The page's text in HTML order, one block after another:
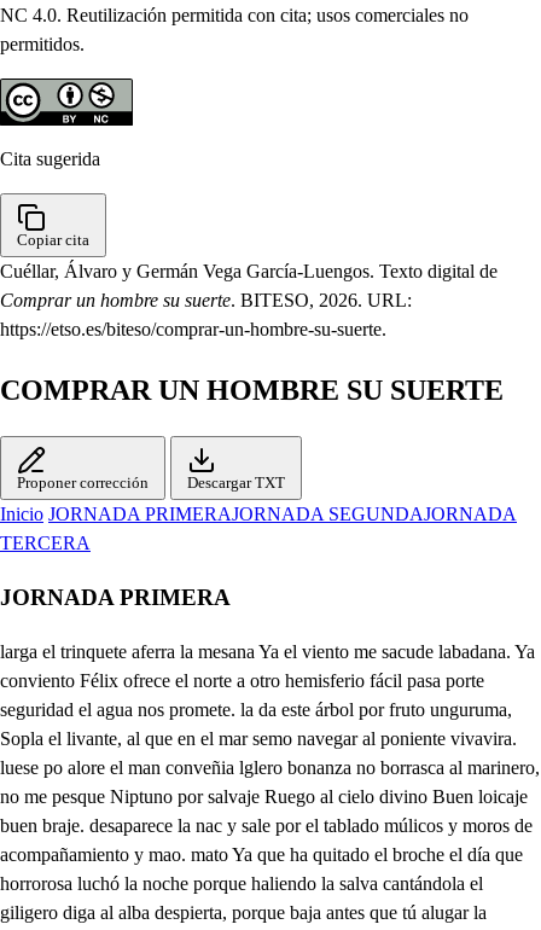
NC 4.0. Reutilización permitida con cita; usos comerciales no
permitidos.
Cita sugerida
Copiar cita
Cuéllar, Álvaro y Germán Vega García-Luengos. Texto digital de
Comprar un hombre su suerte. BITESO, 2026. URL:
https://etso.es/biteso/comprar-un-hombre-su-suerte.
COMPRAR UN HOMBRE SU SUERTE
Proponer corrección Descargar TXT
Inicio JORNADA PRIMERAJORNADA SEGUNDAJORNADA
TERCERA
JORNADA PRIMERA
larga el trinquete aferra la mesana Ya el viento me sacude labadana. Ya conviento Félix ofrece el norte a otro hemisferio fácil pasa porte seguridad el agua nos promete. la da este árbol por fruto unguruma, Sopla el livante, al que en el mar semo navegar al poniente vivavira. luese po alore el man conveñia lglero bonanza no borrasca al marinero, no me pesque Niptuno por salvaje Ruego al cielo divino Buen loicaje buen braje. desaparece la nac y sale por el tablado múlicos y moros de acompañamiento y mao. mato Ya que ha quitado el broche el día que horrorosa luchó la noche porque haliendo la salva cantándola el giligero diga al alba despierta, porque baja antes que tú alugar la hermosa arla del palalio eminente por sir suyo más propio y rico oriente que el tuyo cuando airoso dudescelo, con llave de cristal habrís el cielo. Cantaldlaya y recibanla suaves cielo mar brutos hombres fieras y ayo. derces que dulcemente interompe los militares estruendos. de aquel ruiseñor amante sonora prisión del viento deese golfo, señor mío, sale alao y corada siguiendo vuestro arrebol hayo su semblante impío porque el rayo de tu sol pueda mitigar sufrío. y así la constancia mía sigue siempre comporfía tu planta que el aire rompe por la suave armonía que dulcemente innte rompe. Si el margen dejaisseñora escarme así loqeescarda ofendido quien lo ignora Él se quejara de mí pues le he quitado el aurora mas el vulgo con rigor quejas formara mejor de mis intentos tremenidos pues dejé por vuestro amor los militares estrueridos con dos afectos penar quiere mi amor singulcar Candos como uce deser porque callando u plaber se me convierte en pesar pero yo de aquí adelante para explicar mis deseos con fe pura amor constante aprenderé los goralos de aquel rui señor amante Felice tú, pues es tanta de tu voz la admiración, que quiere perfección tanta hoy explicar su pasión. por tus pasos de garganta y así con su abvel incento pues que la lleva su acento cantad y aceldle ventaja. porque yo hacer pueda ablaza sonora prisión del viento favorecido repite presunciones de su empleo qué mal pudiera un celoso formar suaves acentos muralla hizo del rigor contra amor siempre mi pecho pero del tuyo el valor con el cerco que le ha hecho ha de conquistar mi amor y así, aunque mi pecho tririte el rigor que te compite que e amor com porfía echa ya en mi pecho ha abierto breco favorecido repite Si mi amor pudo ganar la plaza de tu afición con tan cantinuo penar fue por rendirse al blasón. de quien quiso conquistar y pues mereció el deseo gozar tan félix empleo mi amor, porque hoy le compita al sol, haré que repita presunciones de su empleo. bien claramente he advertido que aquesa comparación alto si mil ha tenido pues que me ha dado acasión de haberme desvanecido Gracias a amor poderoso le podrás dar cariñoso Pues ya a mi favor floreces que mal pudiera un celoso si a lograr el favor llegó de ti hermoso será fin la vitoria al amor niego porque como liego, en fin se repartió aliegas ciego, mas porque sepan los vientos que respiran mis alientos cuando venzo te esquivez bien podéis tercera ve formar suaves alenta, mas la bala de aquel sacre halcón con alas de viento hizo pedazos las ramas que servían de instrumento ya Cesaron mis desvelos y pues lo haré tu beldad con fineza y con lealtad he de pedir Favor, cielos! lugenia el mar descubre sus guecos esq mi pena infeliz hablo pues por respuesta escucho estos lamentables ecos no tú pregunta desdil esos moleros alentos más van creciendo los vientos ¡Ay mísero. ¡Ay infelice! Yo sabré que ha sido presto y yo lo salré mejor Ah del mar sale alí Decid, ¿qué es esto? desde esa playa desierta a lo que yo he descubierto una nave llega al puerto señor, corriendo tormenta tanta que airados las brientos en mil pedazos deshecha déja la azul playa echa deatro de sus fraementos. solre la espuma nadando mil despojos veo andar y en tres tablas que pesar tres personas fluctuando con los enciates feroces van a registrar estrellas y respirando querellas pronuncian mi serásvoles mas ya puedes desde aquí ver el fin de su ruina Ya no doy por mí una endrina. Je fuis me valga. Qué desdicha dan seciera es la que se deja ver quién tuviera tal poder que sus vidas socorriera ya el mar, aunque está furioso más afable y más cortés con la resasca a los tres los hecha adierra piadoso las olas que los abrizona hacen on su infeliz pena que naden sobre la arina o que anden sobre la espuma la plata sirve de socía al bulto que penetre y el acuua letral entre si se ahoga o no sea hoga. si al socorio one aventajas Fortuna seré felice yo ampararé a esta infelice clla Jesus muertos uerta soy lo pajas en los borcelos demas mate Ya encontró en la tierra du en los decirla ya en mis brazos hallo puesto la esquife Gallardo volven por ciesto en el pablado Cielos, divina hermosura. en medio Amor no me causes pena. con tu arpón elecutivo y siendo aqueste el cautivo me pongas a mi en cadena. ahora llead alcaminar en mi afecto y su ventura que aun ya muerta una hermosura tiene fuerza de matar su suerte el pecho lastima mal mis afectos reprimo oféndale o no mi primo. forme que la ono mi prima puesto que a mis pies su vida arroje el astro inuinano que hagas te suplico hermano cuidar de su infeliz vida Llevadle, pues su desdicha así a mi hermana lastiona que a un noble a piedad le anima el ver contraria una dicha a mi palacio llevad está infélix de amor flecha y una fortuna deshecha no des aga una deidad llevanla no entienda aquestos extremos maomal mi padecer no llegué Arlaja a entender Corazón disimulemos a dejar la playa hoy me mueve este desconsuelo y a mí también santo cielo, muriendo por verla voy saldrás mañana enfadado me ha dejado esto que toco No saldré. ni yo tam pocos Eso quiere mi cuidado. Eso deseamos los dos verá sí, mi bien es vive Veré si volvió el cautivo Piedad, cielo! aDios cuidad de sese que cayo no le dejéis de amparad. para aquelo de cuidar tengo gran cuidado yo y tu infelice cuitado como así llegas a estar Señora, no puedo hablar adiós que estoy ahogado repara aquelas porfías Pues no llegaste amorio Yo de aquí no he de salir hasta que pasen tres días ya el corazón que te adora aquete ánime me obliga Veré a quien causo fatiga Esto tenemos ahora Levantale no pienses que estos son yerros que muy bien lo has de pasar Aquí de Dios que la mar me haya arrejado a los perros lleven los diálolos la tierra cuando el dolor metaladía Decía entre mí quien la día Yes que me hablaba ua perra un turco mi pena rife, por ver quién causa esta llama me dirá cómo se llama Yo amiga, me llamo Esquife. quien tan raso nombrevio cuando mi madre paría a Santelmo me ofrecía. y así esquife me llamo cierto que me causas pena Ya que le debo cuidado Todo el cuerpo está quebrado lega que me den larena Amor el pecho me en Sancha de verme no te ena moras no soy amigo de moras porque dejan mancha Ven a casa. mil letargos ne causa que en tal drama aunque duisona en buena cama será, al fin cama de galags anse Esta es mi casa. salen al borquin sosiega ya tus cuidados mientras llamó los criados Espérame, Pedro aquí. y aunque pienses que es desdicha llegar en tal tierrra a estar donde no piensa pesar suele encontrarse una dicha Ya aquellos que nobles son la piedad da a conocer el valor que llegó a ver en ti aplaude mi ralón que es acción digna de ti la piedad que en ti prevengo Espérame que ya vengo. ¿Qué es lo que pasa por mí. Fortuna basta el rigor. y si me has de maltratar Acabame de matar o merezca tu favor. porque el mar cuando fuetal el furor que mostró imipio a mí como a mi nabio no hizo pira de cristal Poro, pues no llegó a curla Eucenia trance penoso Sirena es del mar undoso y de alguna concha perla y pues que ya el hado esquivo con crueldad en durelida me quitó en ella la vida Muera yo infélix, sarlaja cautivo si alvir el billo arrebol Ustro me miráis turbado. a o laslea de fio de sobere el cabaro de cores e deleno dela mverte eded eeno de derelo de osfonicio en d con mi favor solo quisiera halli tu hombre patria pesta que pues lvos ds e raviado my no lo le debes de ser aunqueel llegad d contar n hombre su triste historia sabo surve dila conde ancdirle otro pesa que la obediencia lucho o dea el dolos quien mme vea de cve prosigue, pues pues escucha es hermosura divina mi nombre por dela y aunquie sebres, gran señora? de nobles padres nace un mallora siendo el más infelice mallorquino con ricas mercaderías para Valencia salí y tome puerto vuelgrad fértil y hermoso páís que otro mejor en el mundo no se puede descubrir entre en tiempo que Valencia celebraba un gran festino por sabir que Barcelonía era desprozo feliz, de nuestro español monarclice que guarde Dios sicelos enella ve en un balcón adm mal hicie en llamarla así todo el sol hura brillante que en él se puso alulir no era, sino el postrerlo de aquese hermoso cafir y si el cielo hiera el balcón Lugenia ira u chescbir no importará que la alaza presente vos silo vertis que a vista de vuestros rayo ninguna puede luvir rendido a su perfección sus favores por entendí y con lágrimas y ruegos mi pretención conseguí y un precio de tanta ficha toda el alma la siendo sin pelares ni recelos nos gozábamos, en fin como torto las amantes que haciendo el pico buril fabrican de pazal pluma donde poder asistir nido qué admirado deja al del ingenio más sutol con arrullos y escarceos los dos se golan allí como toslo las amarites que do el pico logre ya lo vilán de gala y plema donde poder asiolor pudo que advirado deja al de Eugenie más hasta que viene un ladrón. que porque miro salir de con la esposa al esposo da paseos al confín, viene el esposo a este tiempo y sin poder resistir sus celos baste las alas las uñas prueba a ishrimis el pico afela en el suelo y ha empeñado en la lid el que del pensil fue pompa quedó ejemplo del pensil pues de esta misma manera Señora, si lo advertís. con valor y con despecho fue lo que me pasó a mí. pues estando con mi dama en voz ameno jardín, haliendo nido un laurel y lecho unos aaleles ruido de pasos medros